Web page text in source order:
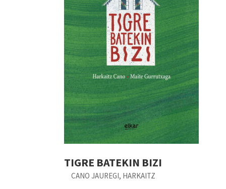
TIGRE BATEKIN BIZI
CANO JAUREGI, HARKAITZ